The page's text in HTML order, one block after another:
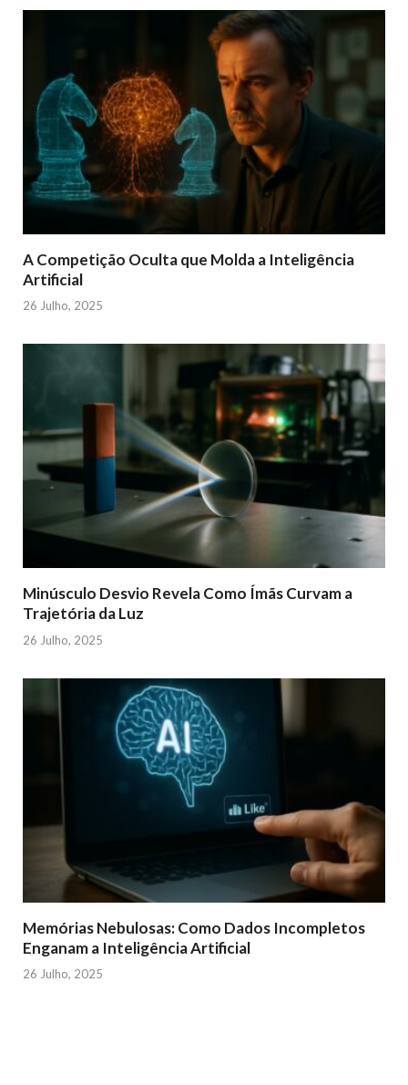
A Competição Oculta que Molda a Inteligência
Artificial
26 Julho, 2025
Minúsculo Desvio Revela Como Ímãs Curvam a
Trajetória da Luz
26 Julho, 2025
Memórias Nebulosas: Como Dados Incompletos
Enganam a Inteligência Artificial
26 Julho, 2025